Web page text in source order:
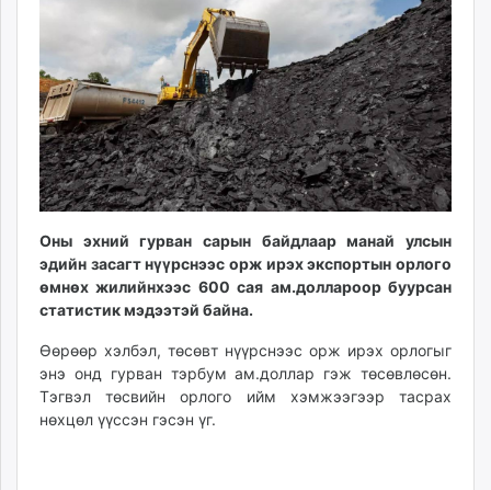
24tsag.mn
shuud.mn
eagle.mn
ergelt.mn
zarig.mn
today.mn
zuv.mn
mminfo.mn
ugluu.mn
urlag.mn
unen.mn
asu.mn
shudarga.mn
shuurhai.mn
Оны эхний гурван сарын байдлаар манай улсын
эдийн засагт нүүрснээс орж ирэх экспортын орлого
өмнөх жилийнхээс 600 сая ам.доллароор буурсан
статистик мэдээтэй байна.
Өөрөөр хэлбэл, төсөвт нүүрснээс орж ирэх орлогыг
энэ онд гурван тэрбум ам.доллар гэж төсөвлөсөн.
Тэгвэл төсвийн орлого ийм хэмжээгээр тасрах
нөхцөл үүссэн гэсэн үг.